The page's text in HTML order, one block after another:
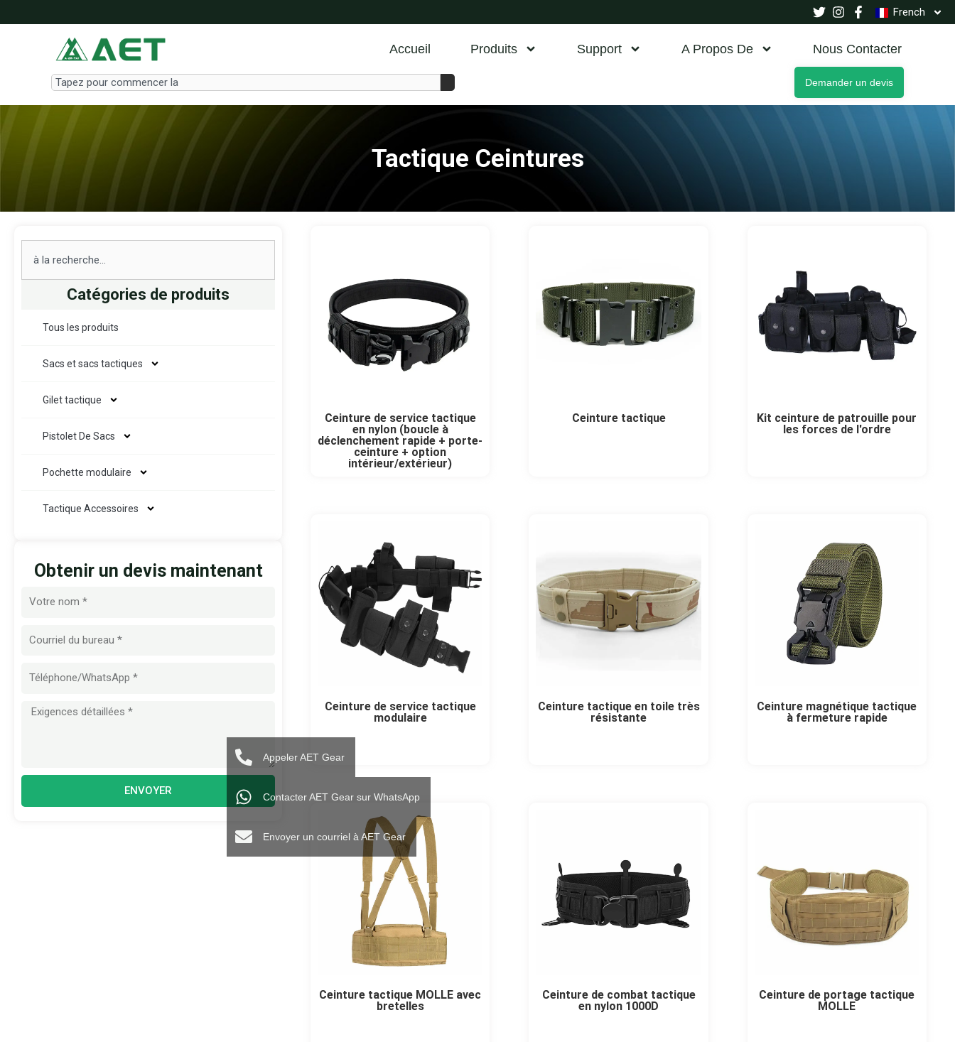
au
French
Accueil Produits Support A Propos De Nous Contacter
Search Demander un devis
Tactique Ceintures
Catégories de produits
Tous les produits
Sacs et sacs tactiques
Gilet tactique
Pistolet De Sacs
Pochette modulaire
Tactique Accessoires
Obtenir un devis maintenant
Nom
Message
ENVOYER
Ceinture de service tactique
en nylon (boucle à
déclenchement rapide + porte-
ceinture + option
intérieur/extérieur)
Ceinture tactique
Kit ceinture de patrouille pour
les forces de l'ordre
Ceinture de service tactique
modulaire
Ceinture tactique en toile très
résistante
Ceinture magnétique tactique
à fermeture rapide
Ceinture tactique MOLLE avec
bretelles
Ceinture de combat tactique
en nylon 1000D
Ceinture de portage tactique
MOLLE
Appeler AET Gear
Contacter AET Gear sur WhatsApp
Envoyer un courriel à AET Gear